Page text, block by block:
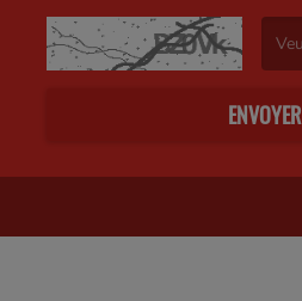
ENVOYER